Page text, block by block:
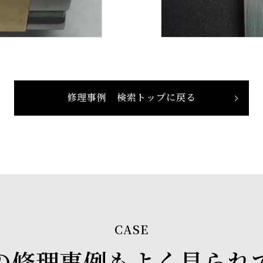
修理事例 検索トップに戻る
CASE